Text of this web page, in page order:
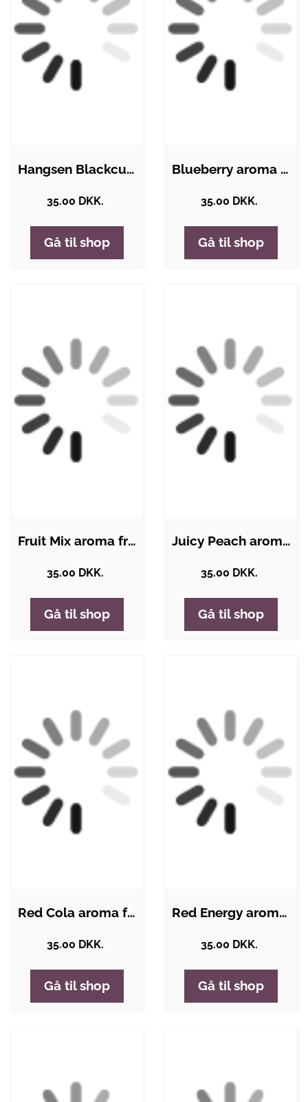
Hangsen Blackcurrant aroma væske 10ml
35.00 DKK.
Gå til shop
Blueberry aroma fra Hangsen 10 ML
35.00 DKK.
Gå til shop
Fruit Mix aroma fra Hangsen 10 ML
35.00 DKK.
Gå til shop
Juicy Peach aroma fra Hangsen
35.00 DKK.
Gå til shop
Red Cola aroma fra Hangsen
35.00 DKK.
Gå til shop
Red Energy aroma fra Hangsen
35.00 DKK.
Gå til shop